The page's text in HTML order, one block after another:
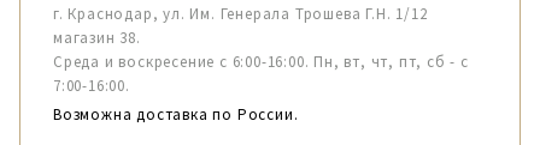
г. Краснодар, ул. Им. Генерала Трошева Г.Н. 1/12
магазин 38.
Среда и воскресение с 6:00-16:00. Пн, вт, чт, пт, сб - с
7:00-16:00.
Возможна доставка по России.